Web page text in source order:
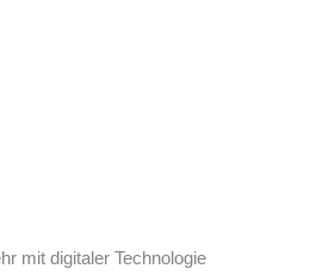
mit digitaler Technologie